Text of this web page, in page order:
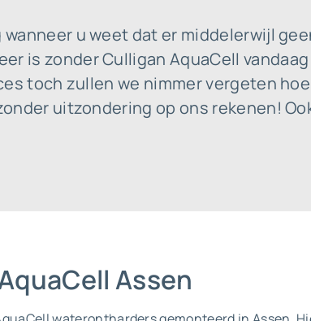
u weet dat er middelerwijl
is zonder Culligan AquaCell
toch zullen we nimmer vergeten
uitzondering op ons rekenen!
Assen